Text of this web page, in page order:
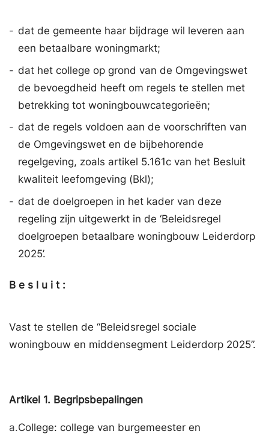
- dat de gemeente haar bijdrage wil leveren aan
een betaalbare woningmarkt;
- dat het college op grond van de Omgevingswet
de bevoegdheid heeft om regels te stellen met
betrekking tot woningbouwcategorieën;
- dat de regels voldoen aan de voorschriften van
de Omgevingswet en de bijbehorende
regelgeving, zoals artikel 5.161c van het Besluit
kwaliteit leefomgeving (Bkl);
- dat de doelgroepen in het kader van deze
regeling zijn uitgewerkt in de ‘Beleidsregel
doelgroepen betaalbare woningbouw Leiderdorp
2025’.
B e s l u i t :
Vast te stellen de “Beleidsregel sociale
woningbouw en middensegment Leiderdorp 2025”.
Artikel 1. Begripsbepalingen
a.College: college van burgemeester en